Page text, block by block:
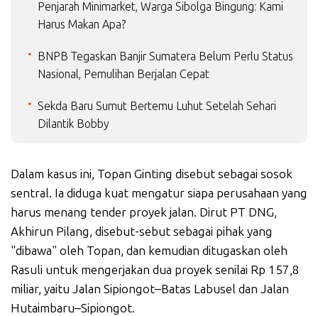
Penjarah Minimarket, Warga Sibolga Bingung: Kami
Harus Makan Apa?
BNPB Tegaskan Banjir Sumatera Belum Perlu Status
Nasional, Pemulihan Berjalan Cepat
Sekda Baru Sumut Bertemu Luhut Setelah Sehari
Dilantik Bobby
Dalam kasus ini, Topan Ginting disebut sebagai sosok
sentral. Ia diduga kuat mengatur siapa perusahaan yang
harus menang tender proyek jalan. Dirut PT DNG,
Akhirun Pilang, disebut-sebut sebagai pihak yang
"dibawa" oleh Topan, dan kemudian ditugaskan oleh
Rasuli untuk mengerjakan dua proyek senilai Rp 157,8
miliar, yaitu Jalan Sipiongot–Batas Labusel dan Jalan
Hutaimbaru–Sipiongot.